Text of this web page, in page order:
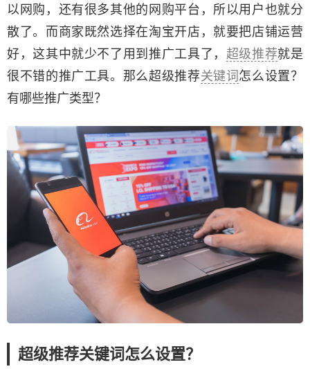
以网购，还有很多其他的网购平台，所以用户也就分
散了。而商家既然选择在淘宝开店，就要把店铺运营
好，这其中就少不了用到推广工具了， 超级推荐就是
很不错的推广工具。那么超级推荐关键词 怎么设置？
有哪些推广类型？
超级推荐关键词怎么设置？